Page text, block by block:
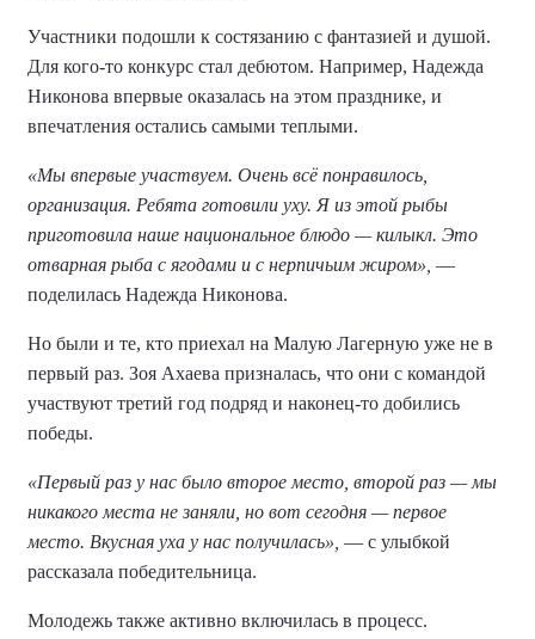
Участники подошли к состязанию с фантазией и душой.
Для кого-то конкурс стал дебютом. Например, Надежда
Никонова впервые оказалась на этом празднике, и
впечатления остались самыми теплыми.
«Мы впервые участвуем. Очень всё понравилось,
организация. Ребята готовили уху. Я из этой рыбы
приготовила наше национальное блюдо — килыкл. Это
отварная рыба с ягодами и с нерпичьим жиром», —
поделилась Надежда Никонова.
Но были и те, кто приехал на Малую Лагерную уже не в
первый раз. Зоя Ахаева призналась, что они с командой
участвуют третий год подряд и наконец-то добились
победы.
«Первый раз у нас было второе место, второй раз — мы
никакого места не заняли, но вот сегодня — первое
место. Вкусная уха у нас получилась», — с улыбкой
рассказала победительница.
Молодежь также активно включилась в процесс.